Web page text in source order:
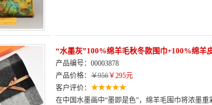
“水墨灰”100%绵羊毛秋冬款围巾+100%绵羊
产品编号：00003878
产品价格： ￥956￥295元
客户评价：
在中国水墨画中“墨即是色”，绵羊毛围巾将浓墨